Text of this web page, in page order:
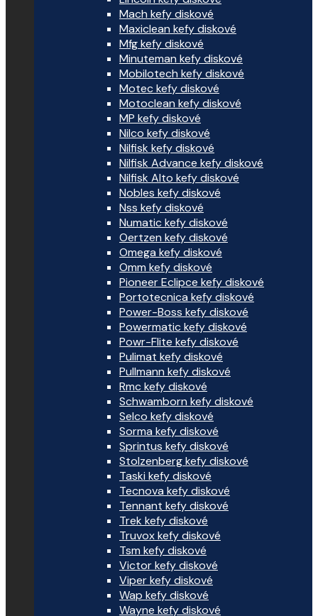
Mach kefy diskové
Maxiclean kefy diskové
Mfg kefy diskové
Minuteman kefy diskové
Mobilotech kefy diskové
Motec kefy diskové
Motoclean kefy diskové
MP kefy diskové
Nilco kefy diskové
Nilfisk kefy diskové
Nilfisk Advance kefy diskové
Nilfisk Alto kefy diskové
Nobles kefy diskové
Nss kefy diskové
Numatic kefy diskové
Oertzen kefy diskové
Omega kefy diskové
Omm kefy diskové
Pioneer Eclipce kefy diskové
Portotecnica kefy diskové
Power-Boss kefy diskové
Powermatic kefy diskové
Powr-Flite kefy diskové
Pulimat kefy diskové
Pullmann kefy diskové
Rmc kefy diskové
Schwamborn kefy diskové
Selco kefy diskové
Sorma kefy diskové
Sprintus kefy diskové
Stolzenberg kefy diskové
Taski kefy diskové
Tecnova kefy diskové
Tennant kefy diskové
Trek kefy diskové
Truvox kefy diskové
Tsm kefy diskové
Victor kefy diskové
Viper kefy diskové
Wap kefy diskové
Wayne kefy diskové